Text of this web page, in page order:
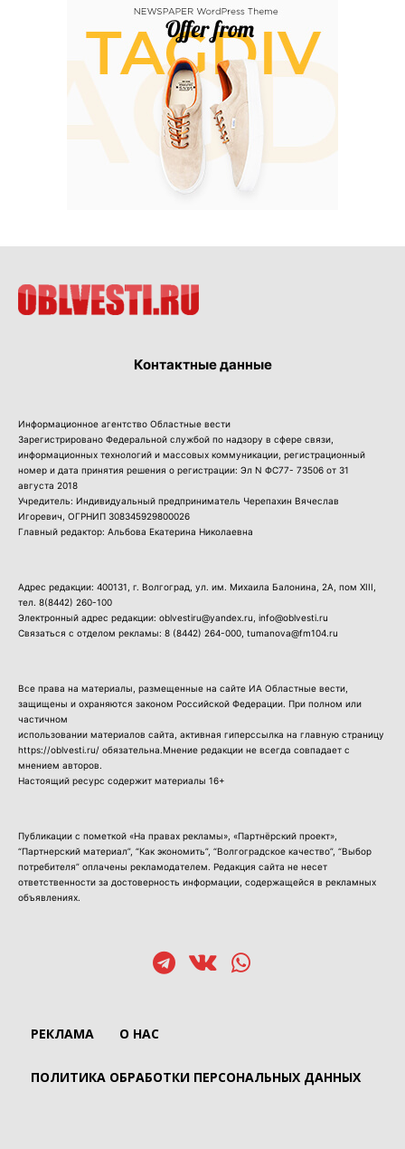
Контактные данные
Информационное агентство Областные вести
Зарегистрировано Федеральной службой по надзору в сфере связи,
информационных технологий и массовых коммуникации, регистрационный
номер и дата принятия решения о регистрации: Эл N ФС77- 73506 от 31
августа 2018
Учредитель: Индивидуальный предприниматель Черепахин Вячеслав
Игоревич, ОГРНИП 308345929800026
Главный редактор: Альбова Екатерина Николаевна
Адрес редакции: 400131, г. Волгоград, ул. им. Михаила Балонина, 2А, пом XIII,
тел. 8(8442) 260-100
Электронный адрес редакции: oblvestiru@yandex.ru, info@oblvesti.ru
Связаться с отделом рекламы: 8 (8442) 264-000 , tumanova@fm104.ru
Все права на материалы, размещенные на сайте ИА Областные вести,
защищены и охраняются законом Российской Федерации. При полном или
частичном
использовании материалов сайта, активная гиперссылка на главную страницу
https://oblvesti.ru/ обязательна.Мнение редакции не всегда совпадает с
мнением авторов.
Настоящий ресурс содержит материалы 16+
Публикации с пометкой «На правах рекламы», «Партнёрский проект»,
“Партнерский материал”, “Как экономить”, “Волгоградское качество”, “Выбор
потребителя” оплачены рекламодателем. Редакция сайта не несет
ответственности за достоверность информации, содержащейся в рекламных
объявлениях.
РЕКЛАМА О НАС
ПОЛИТИКА ОБРАБОТКИ ПЕРСОНАЛЬНЫХ ДАННЫХ